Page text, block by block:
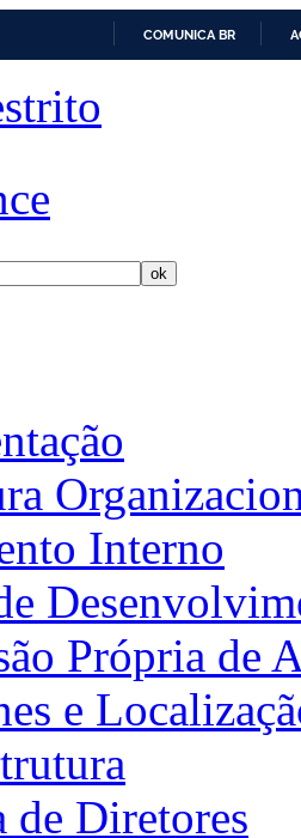
COMUNICA BR
Interno
Própria de
e
de Diretores